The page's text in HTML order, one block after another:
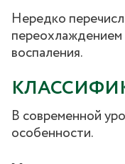
Нередко
переохлаждением
воспаления.
В современной
особенности.